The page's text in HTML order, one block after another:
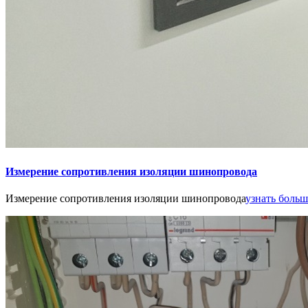
Измерение сопротивления изоляции шинопровода
Измерение сопротивления изоляции шинопроводаузнать